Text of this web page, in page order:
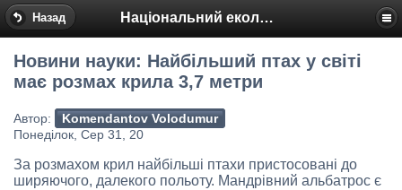
Назад Національний еколого-натуралістичний центр
Новини науки: Найбільший птах у світі
має розмах крила 3,7 метри
Автор:
Komendantov Volodumur
Понеділок, Сер 31, 20
За розмахом крил найбільші птахи пристосовані до
ширяючого, далекого польоту. Мандрівний альбатрос є